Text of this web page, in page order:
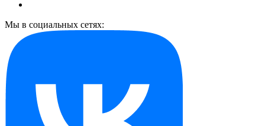
Мы в социальных сетях: